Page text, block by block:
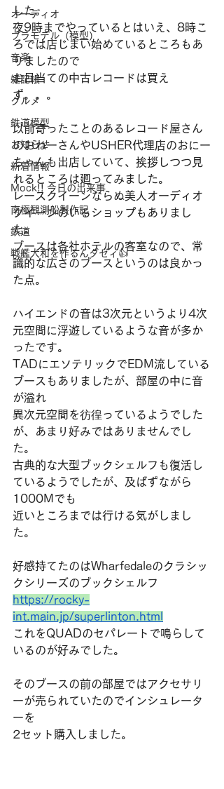
オーディオ
プラモデル（模型）
音楽
雑記帳
グルメ
鉄道模型
お知らせ
新着情報
Mock!! 今日の出来事
南極観測船製作記
鉄道
戦艦大和を作るんダゼィ👍
した。
夜9時までやっているとはいえ、8時こ
ろでは店じまい始めているところもあ
りましたので
お目当ての中古レコードは買え
ず。。。
以前寄ったことのあるレコード屋さん
のおねーさんやUSHER代理店のおにー
ちゃんも出店していて、挨拶しつつ見
れるところは廻ってみました。
レースクイーンならぬ美人オーディオ
クイーンのいるショップもありまし
た。
ブースは各社ホテルの客室なので、常
識的な広さのブースというのは良かっ
た点。
ハイエンドの音は3次元というより4次
元空間に浮遊しているような音が多か
ったです。
TADにエソテリックでEDM流している
ブースもありましたが、部屋の中に音
が溢れ
異次元空間を彷徨っているようでした
が、あまり好みではありませんでし
た。
古典的な大型ブックシェルフも復活し
ているようでしたが、及ばずながら
1000Mでも
近いところまでは行ける気がしまし
た。
好感持てたのはWharfedaleのクラシッ
クシリーズのブックシェルフ
https://rocky-
int.main.jp/superlinton.html
これをQUADのセパレートで鳴らして
いるのが好みでした。
そのブースの前の部屋ではアクセサリ
ーが売られていたのでインシュレータ
ーを
2セット購入しました。